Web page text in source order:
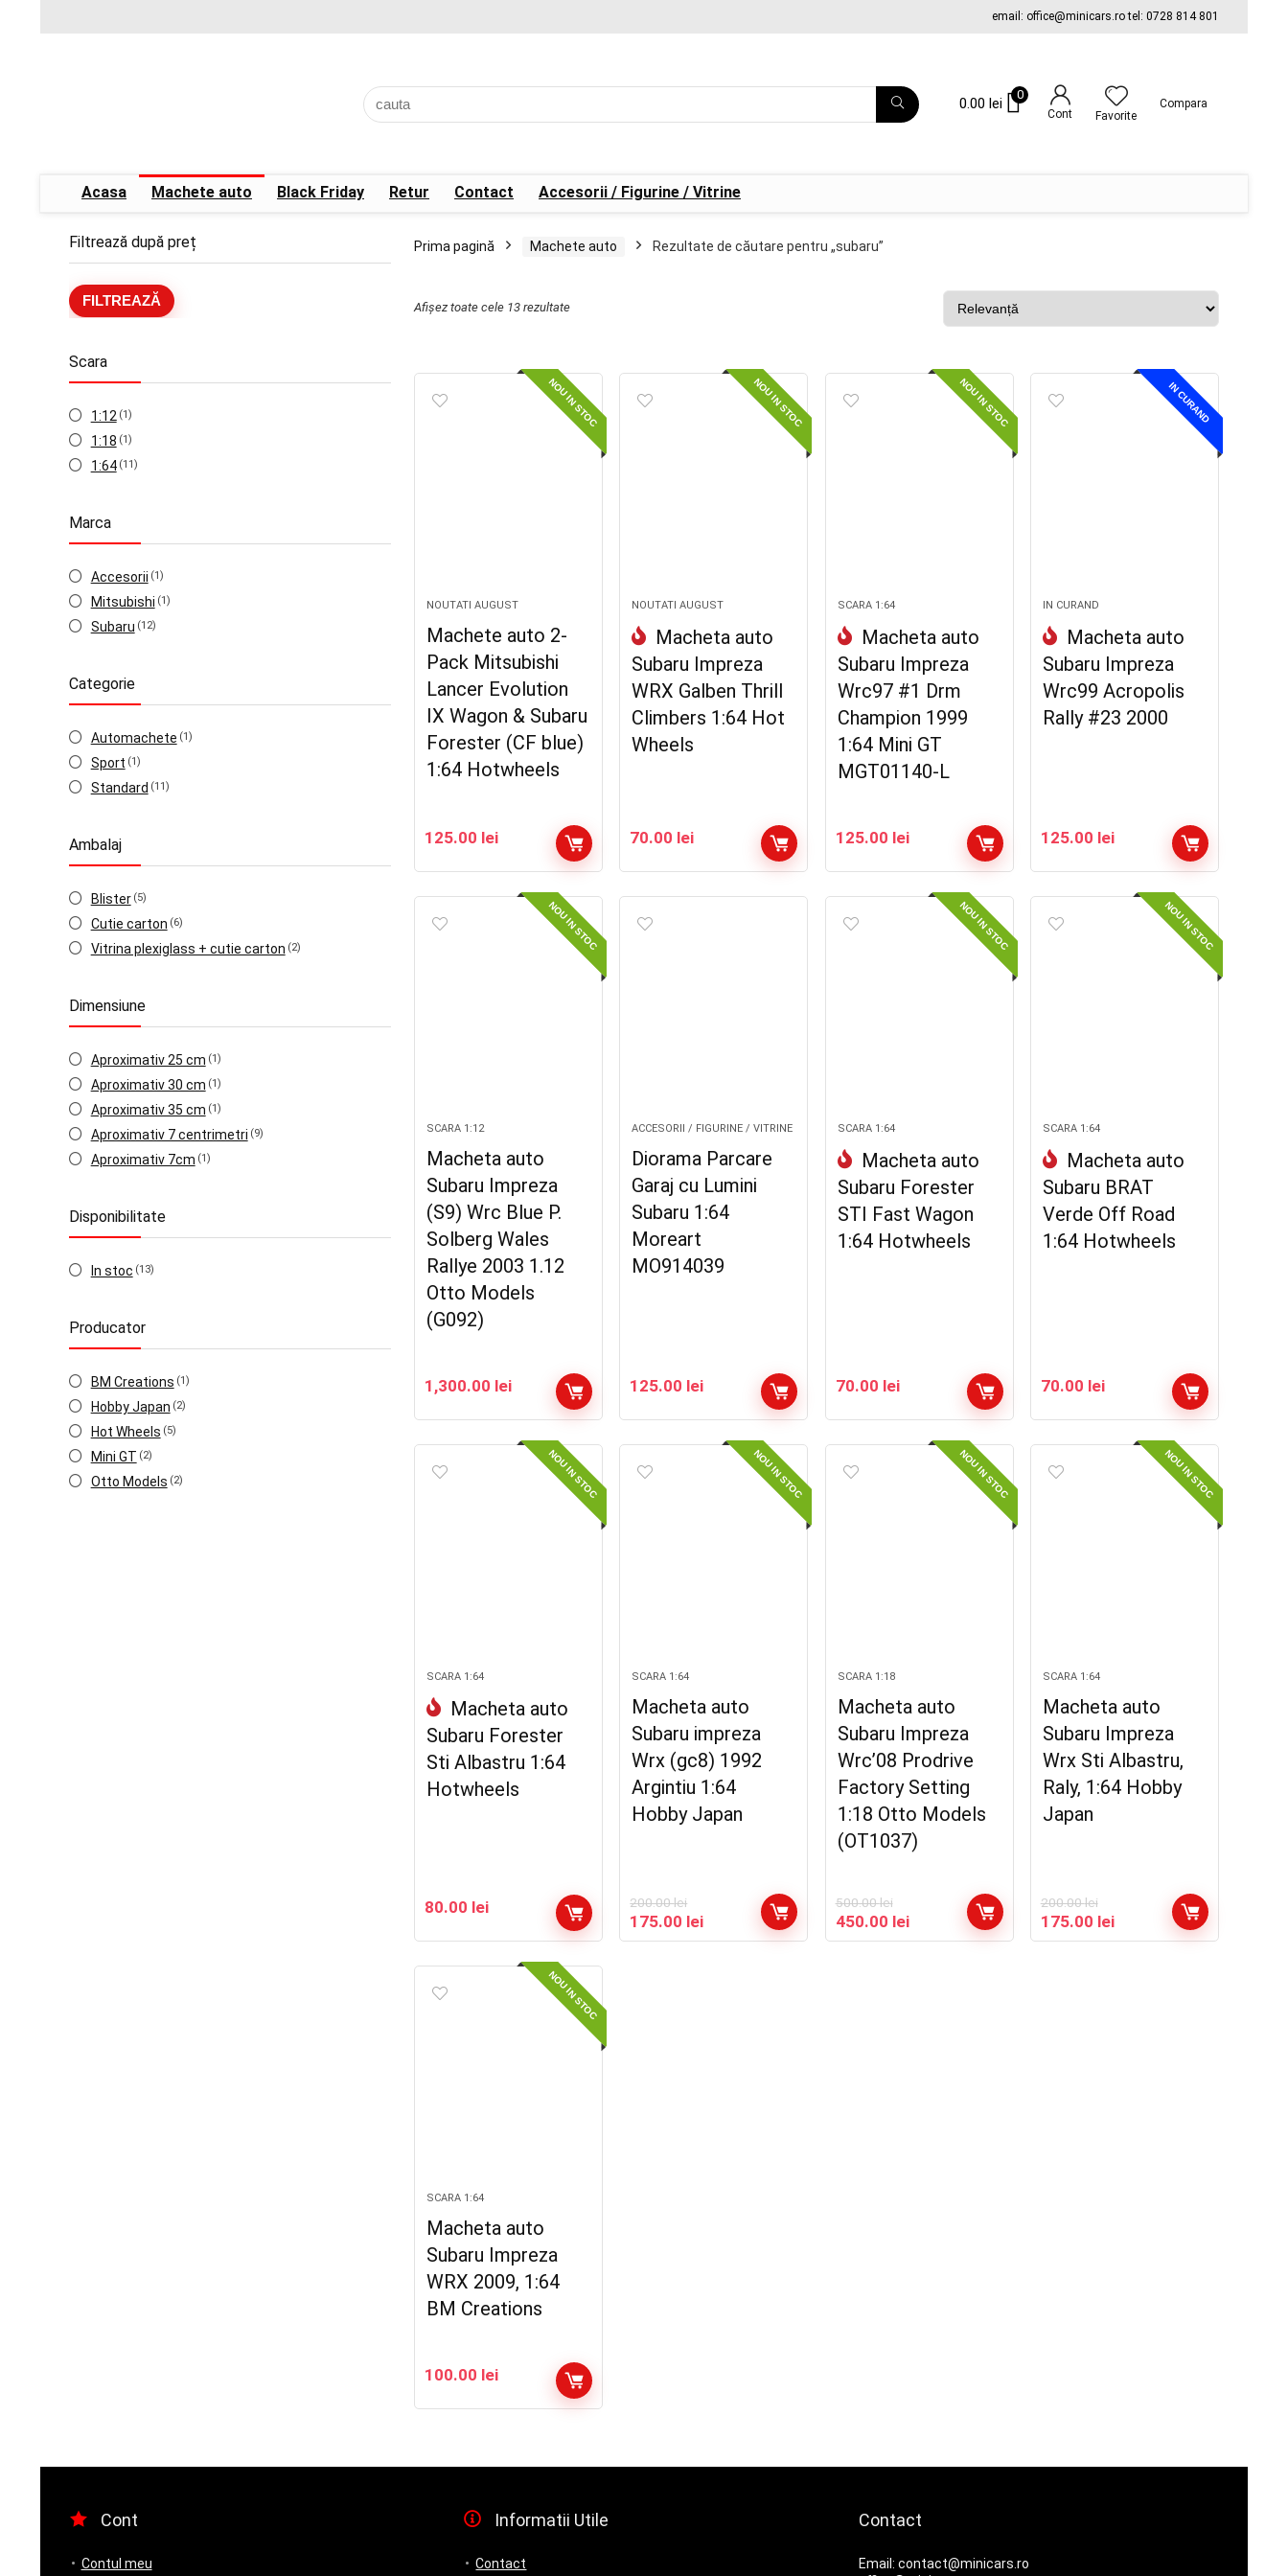
email: office@minicars.ro tel: 0728 814 801
0.00 lei
0
Cont Favorite
Compara
Acasa Machete auto Black Friday Retur Contact Accesorii / Figurine / Vitrine
Filtrează după preț
FILTREAZĂ
Scara
1:12 (1)
1:18 (1)
1:64 (11)
Marca
Accesorii (1)
Mitsubishi (1)
Subaru (12)
Categorie
Automachete (1)
Sport (1)
Standard (11)
Ambalaj
Blister (5)
Cutie carton (6)
Vitrina plexiglass + cutie carton (2)
Dimensiune
Aproximativ 25 cm (1)
Aproximativ 30 cm (1)
Aproximativ 35 cm (1)
Aproximativ 7 centrimetri (9)
Aproximativ 7cm (1)
Disponibilitate
In stoc (13)
Producator
BM Creations (1)
Hobby Japan (2)
Hot Wheels (5)
Mini GT (2)
Otto Models (2)
Prima pagină Machete auto Rezultate de căutare pentru „subaru”
Afișez toate cele 13 rezultate
NOU IN STOC
NOUTATI AUGUST
Machete auto 2-
Pack Mitsubishi
Lancer Evolution
IX Wagon & Subaru
Forester (CF blue)
1:64 Hotwheels
125.00 lei
NOU IN STOC
NOUTATI AUGUST
Macheta auto
Subaru Impreza
WRX Galben Thrill
Climbers 1:64 Hot
Wheels
70.00 lei
NOU IN STOC
SCARA 1:64
Macheta auto
Subaru Impreza
Wrc97 #1 Drm
Champion 1999
1:64 Mini GT
MGT01140-L
125.00 lei
IN CURAND
IN CURAND
Macheta auto
Subaru Impreza
Wrc99 Acropolis
Rally #23 2000
125.00 lei
NOU IN STOC
SCARA 1:12
Macheta auto
Subaru Impreza
(S9) Wrc Blue P.
Solberg Wales
Rallye 2003 1.12
Otto Models
(G092)
1,300.00 lei
ACCESORII / FIGURINE / VITRINE
Diorama Parcare
Garaj cu Lumini
Subaru 1:64
Moreart
MO914039
125.00 lei
NOU IN STOC
SCARA 1:64
Macheta auto
Subaru Forester
STI Fast Wagon
1:64 Hotwheels
70.00 lei
NOU IN STOC
SCARA 1:64
Macheta auto
Subaru BRAT
Verde Off Road
1:64 Hotwheels
70.00 lei
NOU IN STOC
SCARA 1:64
Macheta auto
Subaru Forester
Sti Albastru 1:64
Hotwheels
80.00 lei
NOU IN STOC
SCARA 1:64
Macheta auto
Subaru impreza
Wrx (gc8) 1992
Argintiu 1:64
Hobby Japan
200.00lei
Prețul
inițial
175.00 leiPrețul
curent
NOU IN STOC
SCARA 1:18
Macheta auto
Subaru Impreza
Wrc’08 Prodrive
Factory Setting
1:18 Otto Models
(OT1037)
500.00lei
Prețul
inițial
450.00 leiPrețul
curent
NOU IN STOC
SCARA 1:64
Macheta auto
Subaru Impreza
Wrx Sti Albastru,
Raly, 1:64 Hobby
Japan
200.00lei
Prețul
inițial
175.00 leiPrețul
curent
NOU IN STOC
SCARA 1:64
Macheta auto
Subaru Impreza
WRX 2009, 1:64
BM Creations
100.00 lei
Cont
Contul meu
Informatii Utile
Contact
Contact
Email: contact@minicars.ro